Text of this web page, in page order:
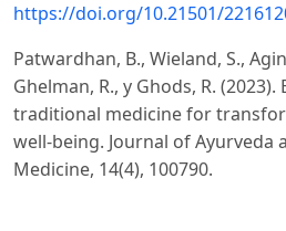
https://doi.org/10.21501/
Patwardhan, B., Wieland, S.,
Ghelman, R., y Ghods, R. (2023).
traditional medicine for
well-being. Journal of Ayurveda
Medicine, 14(4), 100790.